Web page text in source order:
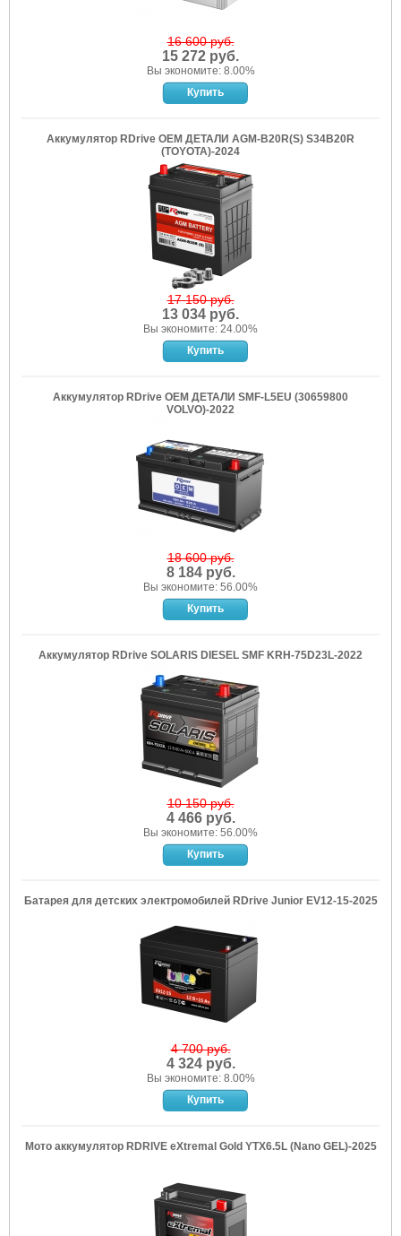
16 600 руб.
15 272 руб.
Вы экономите: 8.00%
Аккумулятор RDrive OEM ДЕТАЛИ AGM-B20R(S) S34B20R
(TOYOTA)-2024
17 150 руб.
13 034 руб.
Вы экономите: 24.00%
Аккумулятор RDrive OEM ДЕТАЛИ SMF-L5EU (30659800
VOLVO)-2022
18 600 руб.
8 184 руб.
Вы экономите: 56.00%
Аккумулятор RDrive SOLARIS DIESEL SMF KRH-75D23L-2022
10 150 руб.
4 466 руб.
Вы экономите: 56.00%
Батарея для детских электромобилей RDrive Junior EV12-15-2025
4 700 руб.
4 324 руб.
Вы экономите: 8.00%
Мото аккумулятор RDRIVE eXtremal Gold YTX6.5L (Nano GEL)-2025